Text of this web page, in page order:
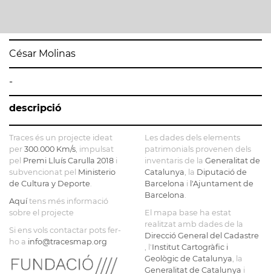
César Molinas
-
descripció
Traces és un projecte ideat
per 300.000 Km/s , impulsat
pel Premi Lluís Carulla 2018 i
subvencionat pel Ministerio
de Cultura y Deporte
Aquítens més informació
sobre el projecte
Si ens vols contactar pots fer-
ho a info@tracesmap.org
Les dades dels elements
patrimonials provenen dels
inventaris de la Generalitat de
Catalunya , la Diputació de
Barcelona i l'Ajuntament de
Barcelona
El mapa base ha estat
realitzat amb dades de la
Direcció General del Cadastre
, l'Institut Cartogràfic i
Geològic de Catalunya , la
Generalitat de Catalunya i